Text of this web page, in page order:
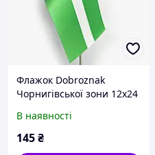
Флажок Dobroznak
Чорнигівської зони 12х24
В наявності
145₴